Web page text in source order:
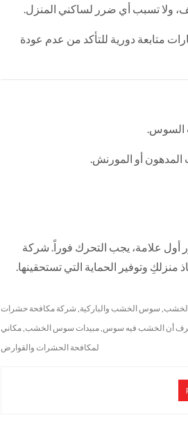
ولا تسبب أي ضرر لساكني المنزل.
متابعة دورية للتأكد من عدم عودة
السوس.
أو المورنش.
أول علامة، يجب التحرك فوراً. شركة
منزلكِ وتوفير الحماية التي تستحقينها.
, سوس الخشب والباركية, شركة مكافحة حشرات
أن الخشب فيه سوس,مبيدات سوس الخشب,مكاني
لمكافحة الحشرات والقوارض